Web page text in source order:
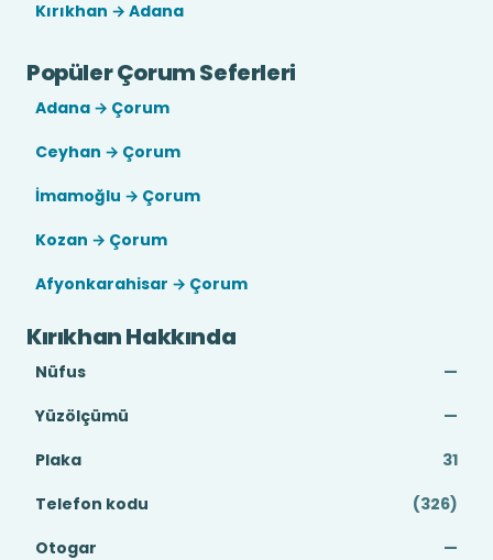
Kırıkhan → Adana
Popüler Çorum Seferleri
Adana → Çorum
Ceyhan → Çorum
İmamoğlu → Çorum
Kozan → Çorum
Afyonkarahisar → Çorum
Kırıkhan Hakkında
Nüfus
—
Yüzölçümü
—
Plaka
31
Telefon kodu
(326)
Otogar
—